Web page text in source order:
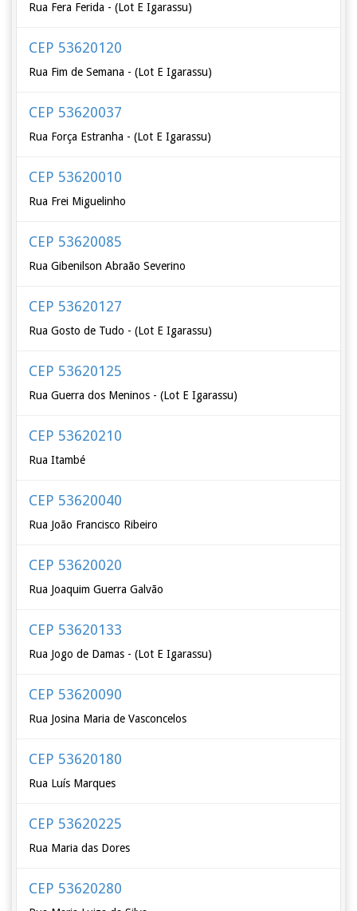
Rua Fera Ferida - (Lot E Igarassu)
CEP 53620120
Rua Fim de Semana - (Lot E Igarassu)
CEP 53620037
Rua Força Estranha - (Lot E Igarassu)
CEP 53620010
Rua Frei Miguelinho
CEP 53620085
Rua Gibenilson Abraão Severino
CEP 53620127
Rua Gosto de Tudo - (Lot E Igarassu)
CEP 53620125
Rua Guerra dos Meninos - (Lot E Igarassu)
CEP 53620210
Rua Itambé
CEP 53620040
Rua João Francisco Ribeiro
CEP 53620020
Rua Joaquim Guerra Galvão
CEP 53620133
Rua Jogo de Damas - (Lot E Igarassu)
CEP 53620090
Rua Josina Maria de Vasconcelos
CEP 53620180
Rua Luís Marques
CEP 53620225
Rua Maria das Dores
CEP 53620280